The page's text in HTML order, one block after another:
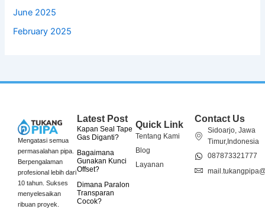
June 2025
February 2025
Mengatasi semua
permasalahan pipa.
Berpengalaman
profesional lebih dari
10 tahun. Sukses
menyelesaikan
ribuan proyek.
Latest Post
Kapan Seal Tape
Gas Diganti?
Bagaimana
Gunakan Kunci
Offset?
Dimana Paralon
Transparan
Cocok?
Quick Link
Tentang Kami
Blog
Layanan
Contact Us
Sidoarjo, Jawa
Timur,Indonesia
087873321777